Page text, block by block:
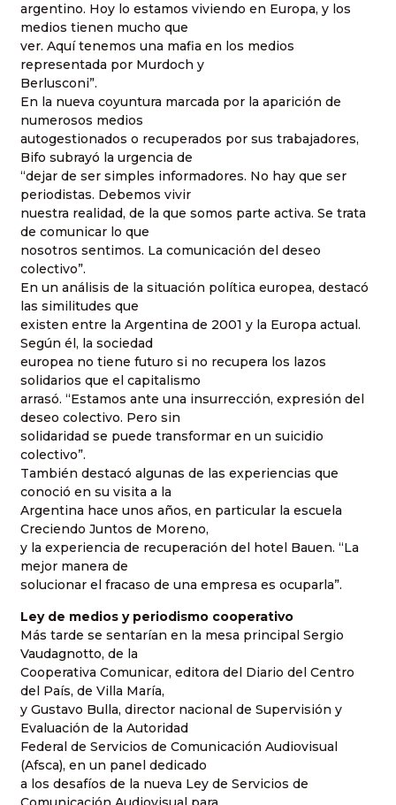
argentino. Hoy lo estamos viviendo en Europa, y los
medios tienen mucho que
ver. Aquí tenemos una mafia en los medios
representada por Murdoch y
Berlusconi”.
En la nueva coyuntura marcada por la aparición de
numerosos medios
autogestionados o recuperados por sus trabajadores,
Bifo subrayó la urgencia de
“dejar de ser simples informadores. No hay que ser
periodistas. Debemos vivir
nuestra realidad, de la que somos parte activa. Se trata
de comunicar lo que
nosotros sentimos. La comunicación del deseo
colectivo”.
En un análisis de la situación política europea, destacó
las similitudes que
existen entre la Argentina de 2001 y la Europa actual.
Según él, la sociedad
europea no tiene futuro si no recupera los lazos
solidarios que el capitalismo
arrasó. “Estamos ante una insurrección, expresión del
deseo colectivo. Pero sin
solidaridad se puede transformar en un suicidio
colectivo”.
También destacó algunas de las experiencias que
conoció en su visita a la
Argentina hace unos años, en particular la escuela
Creciendo Juntos de Moreno,
y la experiencia de recuperación del hotel Bauen. “La
mejor manera de
solucionar el fracaso de una empresa es ocuparla”.
Ley de medios y periodismo cooperativo
Más tarde se sentarían en la mesa principal Sergio
Vaudagnotto, de la
Cooperativa Comunicar, editora del Diario del Centro
del País, de Villa María,
y Gustavo Bulla, director nacional de Supervisión y
Evaluación de la Autoridad
Federal de Servicios de Comunicación Audiovisual
(Afsca), en un panel dedicado
a los desafíos de la nueva Ley de Servicios de